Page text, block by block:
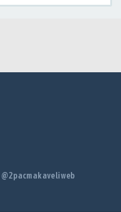
@2pacmakaveliweb